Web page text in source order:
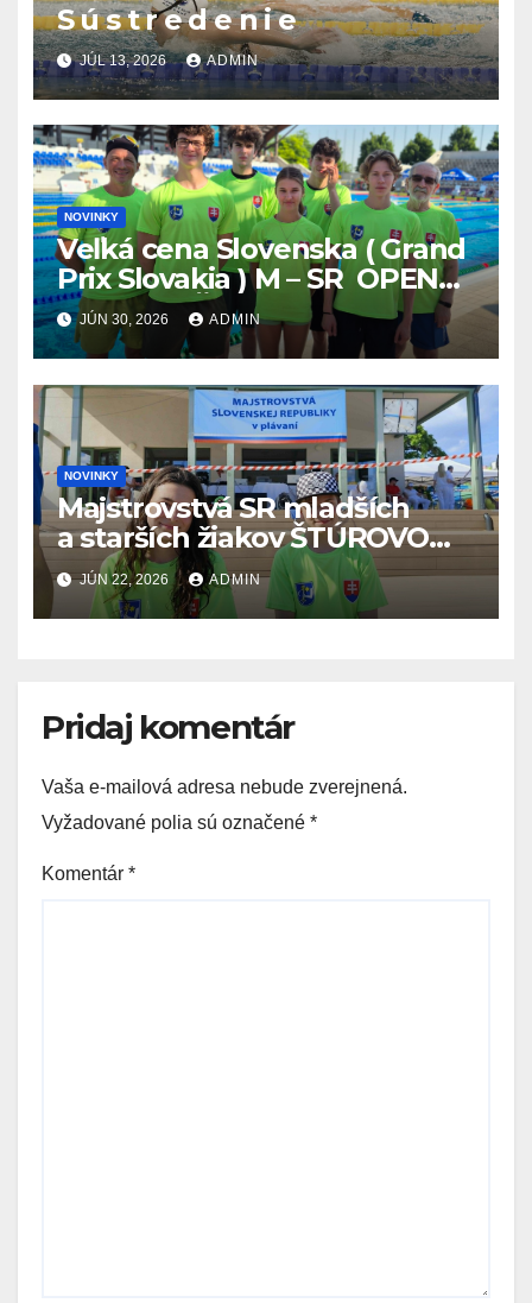
S ú s t r e d e n i e
JÚL 13, 2026 ADMIN
NOVINKY
Veľká cena Slovenska ( Grand
Prix Slovakia ) M – SR OPEN
v plávaní. Šamorín 26.6. –
28.6.2026
JÚN 30, 2026 ADMIN
NOVINKY
Majstrovstvá SR mladších
a starších žiakov ŠTÚROVO
19.6. – 21.6.2026
JÚN 22, 2026 ADMIN
Pridaj komentár
Vaša e-mailová adresa nebude zverejnená.
Vyžadované polia sú označené *
Komentár *